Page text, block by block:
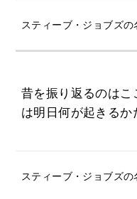
スティーブ・ジョブズの
昔を振り返るのはこ
は明日何が起きるか
スティーブ・ジョブズの